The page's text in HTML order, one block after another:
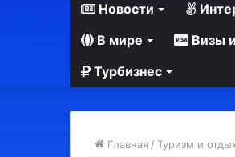
Новости
В мире
Визы
Турбизнес
Главная / Туризм и